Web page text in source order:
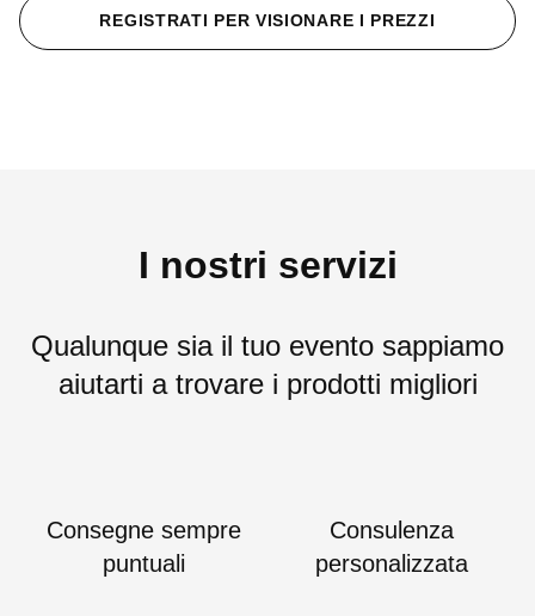
REGISTRATI PER VISIONARE I PREZZI
I nostri servizi
Qualunque sia il tuo evento sappiamo
aiutarti a trovare i prodotti migliori
Consegne sempre
puntuali
Consulenza
personalizzata